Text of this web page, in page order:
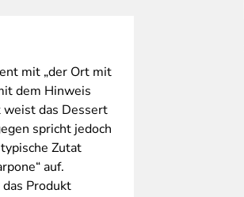
mit „der Ort mit
dem Hinweis
weist das Dessert
spricht jedoch
Zutat
auf.
Produkt